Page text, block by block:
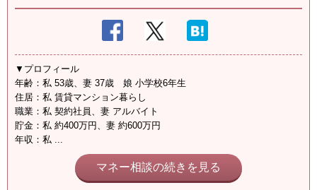
▼プロフィール
年齢：私 53歳、妻 37歳 娘 小学校6年生
住居：私 賃貸マンション暮らし
職業：私 契約社員、妻 アルバイト
貯金：私 約400万円、妻 約600万円
年収：私 ...
マネー相談の続きを見る